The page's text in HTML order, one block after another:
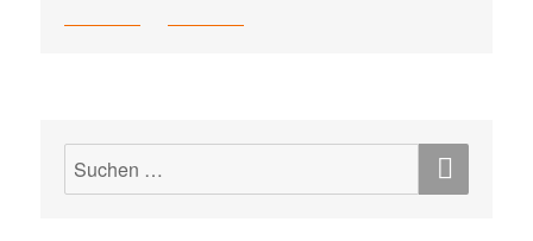
Suchen
nach: